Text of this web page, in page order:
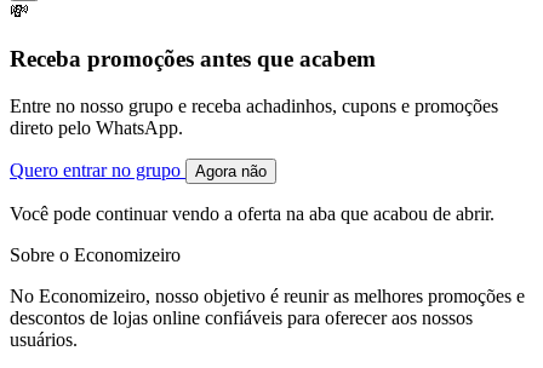
💸
Receba promoções antes que acabem
Entre no nosso grupo e receba achadinhos, cupons e promoções
direto pelo WhatsApp.
Quero entrar no grupo Agora não
Você pode continuar vendo a oferta na aba que acabou de abrir.
Sobre o Economizeiro
No Economizeiro, nosso objetivo é reunir as melhores promoções e
descontos de lojas online confiáveis para oferecer aos nossos
usuários.